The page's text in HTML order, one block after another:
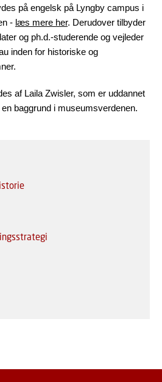
på engelsk på Lyngby campus i
- læs mere her. Derudover tilbyder
og ph.d.-studerende og vejleder
inden for historiske og
af Laila Zwisler, som er uddannet
baggrund i museumsverdenen.